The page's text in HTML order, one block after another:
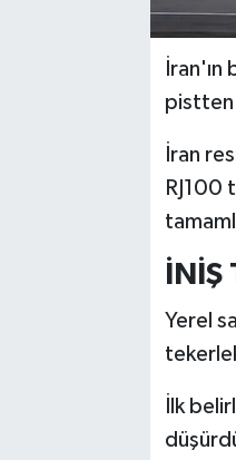
pistten
İran
RJ100
Yerel
İlk